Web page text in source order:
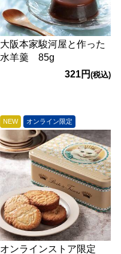
大阪本家駿河屋と作った
水羊羹 85g
321円 (税込)
NEW オンライン限定
オンラインストア限定